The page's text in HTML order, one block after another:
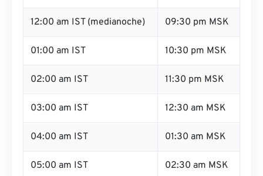
12:00 am IST (medianoche) 09:30 pm MSK
01:00 am IST 10:30 pm MSK
02:00 am IST 11:30 pm MSK
03:00 am IST 12:30 am MSK
04:00 am IST 01:30 am MSK
05:00 am IST 02:30 am MSK